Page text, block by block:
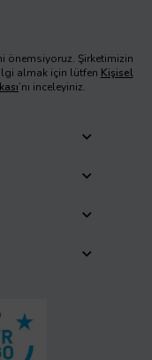
önemsiyoruz. Şirketimizin
almak için lütfen Kişisel
’nı inceleyiniz.